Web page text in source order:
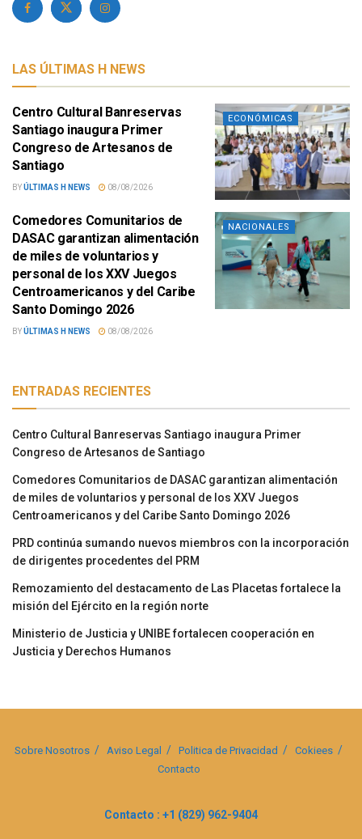
LAS ÚLTIMAS H NEWS
ECONÓMICAS
Centro Cultural Banreservas
Santiago inaugura Primer
Congreso de Artesanos de
Santiago
BYÚLTIMAS H NEWS 08/08/2026
NACIONALES
Comedores Comunitarios de
DASAC garantizan alimentación
de miles de voluntarios y
personal de los XXV Juegos
Centroamericanos y del Caribe
Santo Domingo 2026
BYÚLTIMAS H NEWS 08/08/2026
ENTRADAS RECIENTES
Centro Cultural Banreservas Santiago inaugura Primer
Congreso de Artesanos de Santiago
Comedores Comunitarios de DASAC garantizan alimentación
de miles de voluntarios y personal de los XXV Juegos
Centroamericanos y del Caribe Santo Domingo 2026
PRD continúa sumando nuevos miembros con la incorporación
de dirigentes procedentes del PRM
Remozamiento del destacamento de Las Placetas fortalece la
misión del Ejército en la región norte
Ministerio de Justicia y UNIBE fortalecen cooperación en
Justicia y Derechos Humanos
Sobre Nosotros Aviso Legal Politica de Privacidad
Cokiees
Contacto
Contacto : +1 (829) 962-9404